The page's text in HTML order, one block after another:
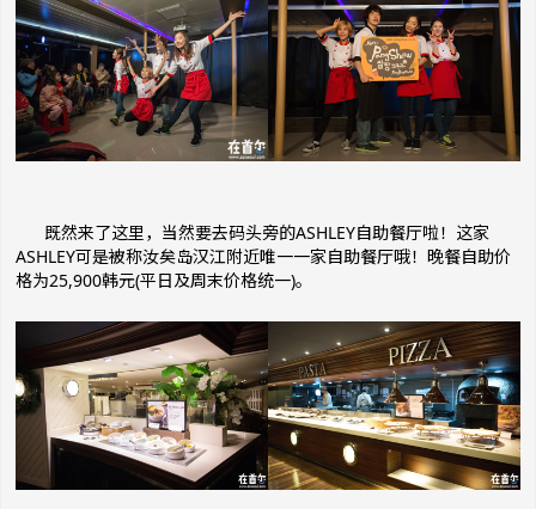
既然来了这里，当然要去码头旁的ASHLEY自助餐厅啦！这家
ASHLEY可是被称汝矣岛汉江附近唯一一家自助餐厅哦！晚餐自助价
格为25,900韩元(平日及周末价格统一)。